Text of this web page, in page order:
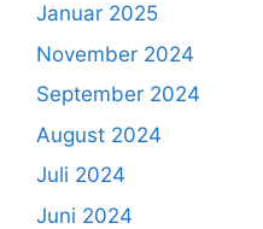
Januar 2025
November 2024
September 2024
August 2024
Juli 2024
Juni 2024